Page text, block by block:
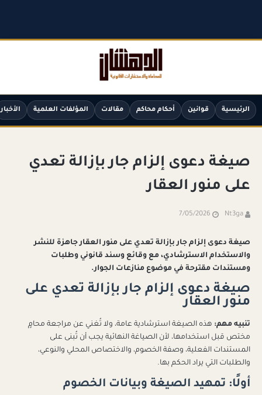
الرئيسية قوانين أحكام محاكم مقالات المؤلفات العلمية الأخبار
صيغة دعوى إلزام جار بإزالة تعدي
على منور العقار
Nt3ga
7/05/2026
صيغة دعوى إلزام جار بإزالة تعدي على منور العقار جاهزة للنشر
والاستخدام الاسترشادي، مع وقائع وسند قانوني وطلبات
ومستندات مقترحة في موضوع منازعات الجوار.
صيغة دعوى إلزام جار بإزالة تعدي على
منور العقار
تنبيه مهم: هذه الصيغة استرشادية عامة، ولا تُغني عن مراجعة محامٍ
مختص قبل استخدامها، لأن الصياغة النهائية يجب أن تُبنى على
المستندات الفعلية، وصفة الخصوم، والاختصاص المحلي والنوعي،
والطلبات التي يراد الحكم بها.
أولًا: تمهيد الصيغة وبيانات الخصوم